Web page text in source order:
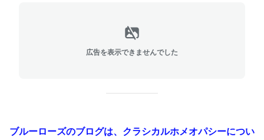
広告を表示できませんでした
ブルーローズのブログは、クラシカルホメオパシーについ